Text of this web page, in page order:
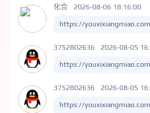
化合 2026-08-06 18:16:00
https://
3752802636 2026-08-05
https://
3752802636 2026-08-05
https://